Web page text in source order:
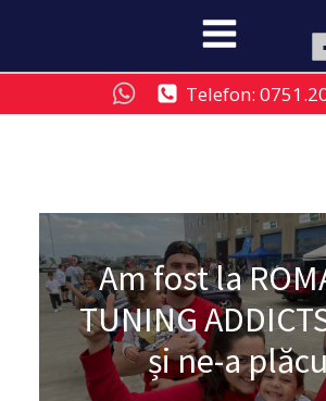
Telefon:
Am fost la
TUNING
și ne-a